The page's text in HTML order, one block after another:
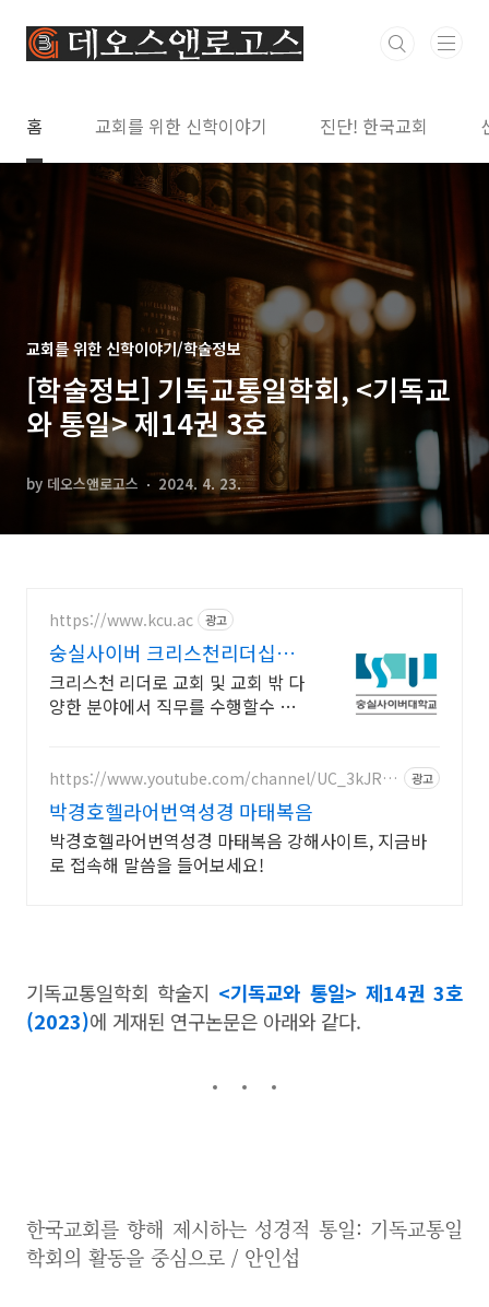
홈 교회를 위한 신학이야기 진단! 한국교회
교회를 위한 신학이야기/학술정보
[학술정보] 기독교통일학회, <기독교
와 통일> 제14권 3호
by 데오스앤로고스 2024. 4. 23.
https://www.kcu.ac 광고
숭실사이버 크리스천리더십학
과 신편입생 모집 중!
크리스천 리더로 교회 및 교회 밖 다
양한 분야에서 직무를 수행할수 있
100% 온라인강의!
https://www.youtube.com/channel/UC_3kJRp
광고
박경호헬라어번역성경 마태복음
박경호헬라어번역성경 마태복음 강해사이트, 지금바
로 접속해 말씀을 들어보세요!
기독교통일학회 학술지 <기독교와 통일> 제14권 3호
(2023)에 게재된 연구논문은 아래와 같다.
한국교회를 향해 제시하는 성경적 통일: 기독교통일
학회의 활동을 중심으로 / 안인섭